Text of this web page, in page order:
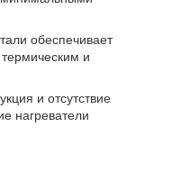
обеспечивает
термическим и
и отсутствие
нагреватели